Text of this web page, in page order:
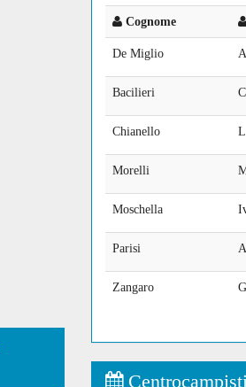
Cognome
De Miglio
Bacilieri
Chianello
Morelli
Moschella
Parisi
Zangaro